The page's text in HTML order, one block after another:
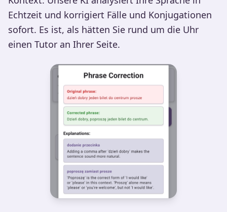
Echtzeit und korrigiert Fälle und Konjugationen
sofort. Es ist, als hätten Sie rund um die Uhr
einen Tutor an Ihrer Seite.